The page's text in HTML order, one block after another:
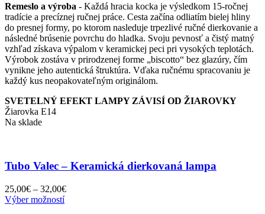
Remeslo a výroba - Každá hracia kocka je výsledkom 15-ročnej
tradície a precíznej ručnej práce. Cesta začína odliatím bielej hliny
do presnej formy, po ktorom nasleduje trpezlivé ručné dierkovanie a
následné brúsenie povrchu do hladka. Svoju pevnosť a čistý matný
vzhľad získava výpalom v keramickej peci pri vysokých teplotách.
Výrobok zostáva v prirodzenej forme „biscotto“ bez glazúry, čím
vynikne jeho autentická štruktúra. Vďaka ručnému spracovaniu je
každý kus neopakovateľným originálom.
SVETELNÝ EFEKT LAMPY ZÁVISÍ OD ŽIAROVKY
Žiarovka E14
Na sklade
Tubo Valec – Keramická dierkovaná lampa
25,00€ – 32,00€Price
Výber možnostíTento